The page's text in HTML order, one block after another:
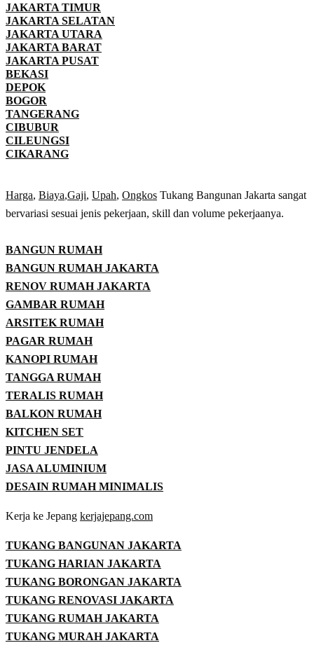
JAKARTA TIMUR
JAKARTA SELATAN
JAKARTA UTARA
JAKARTA BARAT
JAKARTA PUSAT
BEKASI
DEPOK
BOGOR
TANGERANG
CIBUBUR
CILEUNGSI
CIKARANG
Harga, Biaya,Gaji, Upah, Ongkos Tukang Bangunan Jakarta sangat
bervariasi sesuai jenis pekerjaan, skill dan volume pekerjaanya.
BANGUN RUMAH
BANGUN RUMAH JAKARTA
RENOV RUMAH JAKARTA
GAMBAR RUMAH
ARSITEK RUMAH
PAGAR RUMAH
KANOPI RUMAH
TANGGA RUMAH
TERALIS RUMAH
BALKON RUMAH
KITCHEN SET
PINTU JENDELA
JASA ALUMINIUM
DESAIN RUMAH MINIMALIS
Kerja ke Jepang kerjajepang.com
TUKANG BANGUNAN JAKARTA
TUKANG HARIAN JAKARTA
TUKANG BORONGAN JAKARTA
TUKANG RENOVASI JAKARTA
TUKANG RUMAH JAKARTA
TUKANG MURAH JAKARTA